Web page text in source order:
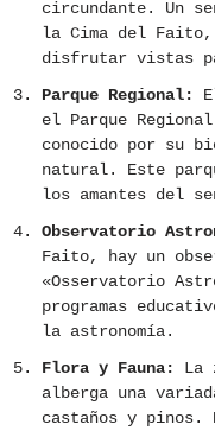
circundante. Un
la Cima del Faito,
disfrutar vistas
Parque Regional:
el Parque
conocido por su
natural. Este
los amantes del
Observatorio
Faito, hay un
«Osservatorio
programas
la astronomía.
Flora y Fauna:
La
alberga una
castaños y pinos.